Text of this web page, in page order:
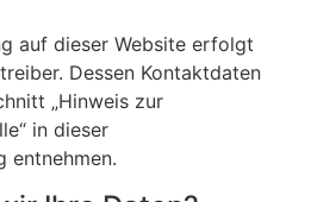
auf dieser Website erfolgt
Dessen Kontaktdaten
„Hinweis zur
in dieser
entnehmen.